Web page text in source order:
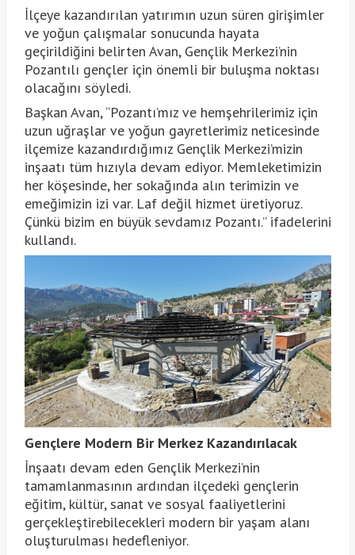
İlçeye kazandırılan yatırımın uzun süren girişimler
ve yoğun çalışmalar sonucunda hayata
geçirildiğini belirten Avan, Gençlik Merkezi’nin
Pozantılı gençler için önemli bir buluşma noktası
olacağını söyledi.
Başkan Avan, “Pozantı’mız ve hemşehrilerimiz için
uzun uğraşlar ve yoğun gayretlerimiz neticesinde
ilçemize kazandırdığımız Gençlik Merkezi’mizin
inşaatı tüm hızıyla devam ediyor. Memleketimizin
her köşesinde, her sokağında alın terimizin ve
emeğimizin izi var. Laf değil hizmet üretiyoruz.
Çünkü bizim en büyük sevdamız Pozantı.” ifadelerini
kullandı.
Gençlere Modern Bir Merkez Kazandırılacak
İnşaatı devam eden Gençlik Merkezi’nin
tamamlanmasının ardından ilçedeki gençlerin
eğitim, kültür, sanat ve sosyal faaliyetlerini
gerçekleştirebilecekleri modern bir yaşam alanı
oluşturulması hedefleniyor.